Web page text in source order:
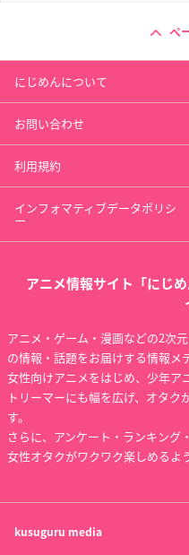
ペ
にじめんについて
お問い合わせ
利用規約
インフォマティブデータポリシ
ー
アニメ情報サイト「にじ
アニメ・ゲーム・漫画などの2次
の情報・話題をお届けする情報メ
女性向けアニメをはじめ、少年ア
トリーマーにも幅を広げ、オタ
す。
さらに、アンケート・ランキング
女性オタクがワクワク楽しめるよ
kusuguru media